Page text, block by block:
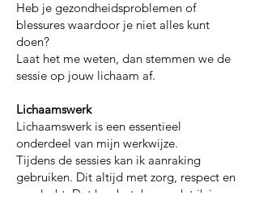
Heb je gezondheidsproblemen of
blessures waardoor je niet alles kunt
doen?
Laat het me weten, dan stemmen we de
sessie op jouw lichaam af.
Lichaamswerk
Lichaamswerk is een essentieel
onderdeel van mijn werkwijze.
Tijdens de sessies kan ik aanraking
gebruiken. Dit altijd met zorg, respect en
aandacht. Dat kan betekenen dat ik je